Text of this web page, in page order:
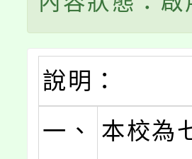
說明：
一、
本校為